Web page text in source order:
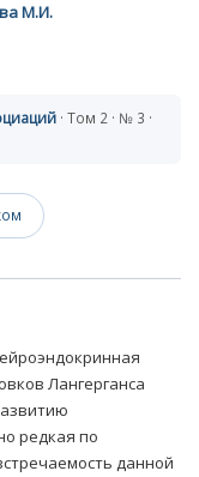
М.И.
· Том 2 · № 3 ·
Лангерганса
редкая по
данной